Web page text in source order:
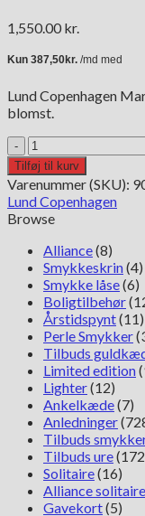
1,550.00 kr.
Lund Copenhagen
blomst.
Lund
Copenhagen
ørestikker
909018-
4-
M
antal
Tilføj til kurv
Varenummer (SKU):
Lund Copenhagen
Browse
Alliance(8)
Smykkeskrin(4)
Smykke låse(6)
Boligtilbehør
Årstidspynt(11)
Perle Smykker
Tilbuds
Limited edition
Lighter(12)
Ankelkæde(7)
Anledninger
Tilbuds
Tilbuds ure
Solitaire(16)
Alliance solitaire
Gavekort(5)